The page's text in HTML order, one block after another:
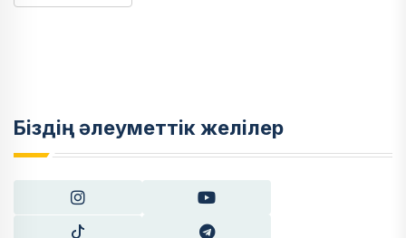
Біздің әлеуметтік желілер